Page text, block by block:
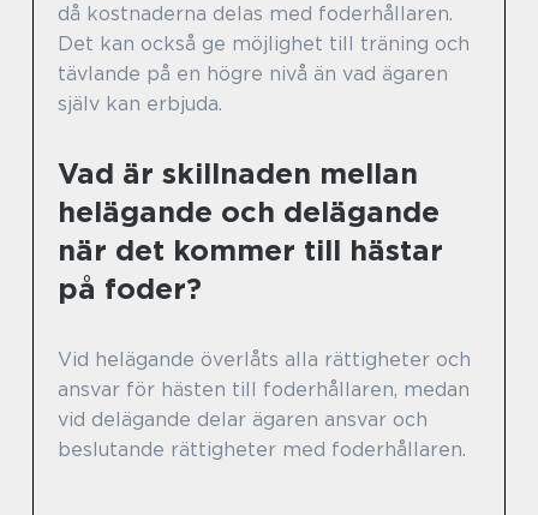
då kostnaderna delas med foderhållaren.
Det kan också ge möjlighet till träning och
tävlande på en högre nivå än vad ägaren
själv kan erbjuda.
Vad är skillnaden mellan
helägande och delägande
när det kommer till hästar
på foder?
Vid helägande överlåts alla rättigheter och
ansvar för hästen till foderhållaren, medan
vid delägande delar ägaren ansvar och
beslutande rättigheter med foderhållaren.